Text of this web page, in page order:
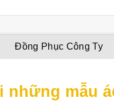
Đồng Phục Công Ty
mẫu